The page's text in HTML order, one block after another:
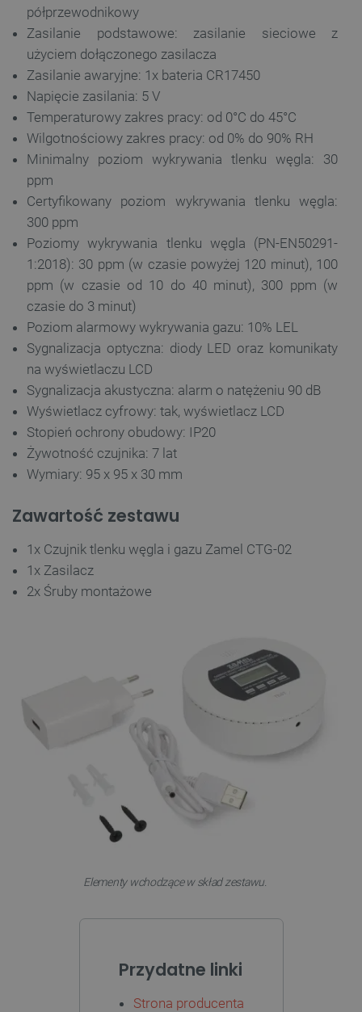
półprzewodnikowy
Zasilanie podstawowe: zasilanie sieciowe z
użyciem dołączonego zasilacza
Zasilanie awaryjne: 1x bateria CR17450
Napięcie zasilania: 5 V
Temperaturowy zakres pracy: od 0°C do 45°C
Wilgotnościowy zakres pracy: od 0% do 90% RH
Minimalny poziom wykrywania tlenku węgla: 30
ppm
Certyfikowany poziom wykrywania tlenku węgla:
300 ppm
Poziomy wykrywania tlenku węgla (PN-EN50291-
1:2018): 30 ppm (w czasie powyżej 120 minut), 100
ppm (w czasie od 10 do 40 minut), 300 ppm (w
czasie do 3 minut)
Poziom alarmowy wykrywania gazu: 10% LEL
Sygnalizacja optyczna: diody LED oraz komunikaty
na wyświetlaczu LCD
Sygnalizacja akustyczna: alarm o natężeniu 90 dB
Wyświetlacz cyfrowy: tak, wyświetlacz LCD
Stopień ochrony obudowy: IP20
Żywotność czujnika: 7 lat
Wymiary: 95 x 95 x 30 mm
Zawartość zestawu
1x Czujnik tlenku węgla i gazu Zamel CTG-02
1x Zasilacz
2x Śruby montażowe
Elementy wchodzące w skład zestawu.
Przydatne linki
Strona producenta
VISITOR_PRIVACY_METADATA
__cf_bm
PHP.net
botland.com.pl
Polityce prywatności Google